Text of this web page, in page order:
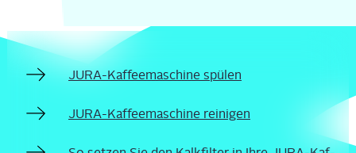
JURA-Kaf­fee­ma­schi­ne spülen
JURA-Kaf­fee­ma­schi­ne reinigen